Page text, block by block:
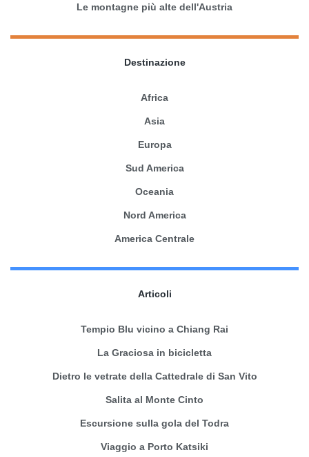
Le montagne più alte dell'Austria
Destinazione
Africa
Asia
Europa
Sud America
Oceania
Nord America
America Centrale
Articoli
Tempio Blu vicino a Chiang Rai
La Graciosa in bicicletta
Dietro le vetrate della Cattedrale di San Vito
Salita al Monte Cinto
Escursione sulla gola del Todra
Viaggio a Porto Katsiki